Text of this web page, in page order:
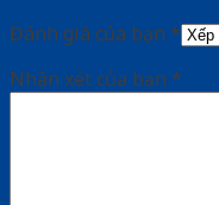
Đánh giá của bạn *
Nhận xét của bạn *